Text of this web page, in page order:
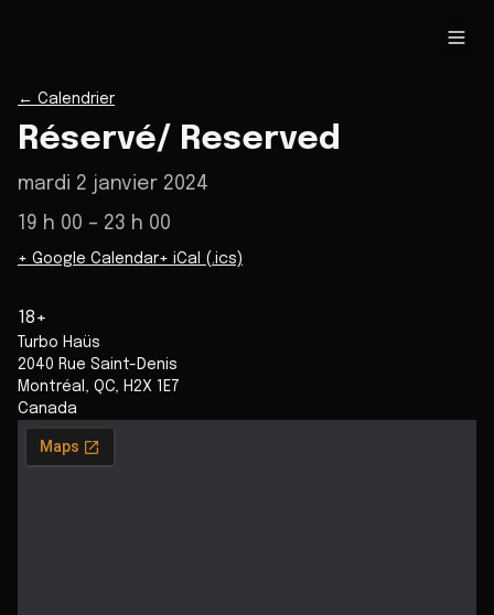
← Calendrier
Réservé/ Reserved
mardi 2 janvier 2024
19 h 00 – 23 h 00
+ Google Calendar+ iCal (.ics)
18+
Turbo Haüs
2040 Rue Saint-Denis
Montréal , QC, H2X 1E7
Canada